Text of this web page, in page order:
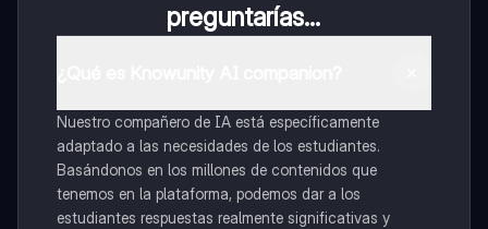
preguntarías...
Nuestro compañero de IA está específicamente
adaptado a las necesidades de los estudiantes.
Basándonos en los millones de contenidos que
tenemos en la plataforma, podemos dar a los
estudiantes respuestas realmente significativas y